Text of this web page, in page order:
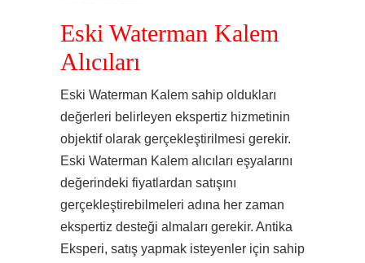
Eski Waterman Kalem
Alıcıları
Eski Waterman Kalem sahip oldukları
değerleri belirleyen ekspertiz hizmetinin
objektif olarak gerçekleştirilmesi gerekir.
Eski Waterman Kalem alıcıları eşyalarını
değerindeki fiyatlardan satışını
gerçekleştirebilmeleri adına her zaman
ekspertiz desteği almaları gerekir. Antika
Eksperi, satış yapmak isteyenler için sahip